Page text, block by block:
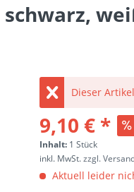
Dieser
9,10 € *
Inhalt: 1 Stück
inkl. MwSt.zzgl.
Aktuell leider